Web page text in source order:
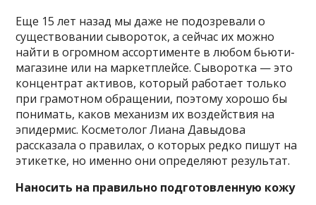
Еще 15 лет назад мы даже не подозревали о
существовании сывороток, а сейчас их можно
найти в огромном ассортименте в любом бьюти-
магазине или на маркетплейсе. Сыворотка — это
концентрат активов, который работает только
при грамотном обращении, поэтому хорошо бы
понимать, каков механизм их воздействия на
эпидермис. Косметолог Лиана Давыдова
рассказала о правилах, о которых редко пишут на
этикетке, но именно они определяют результат.
Наносить на правильно подготовленную кожу